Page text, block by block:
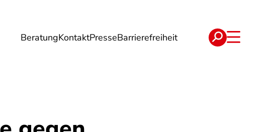
BeratungKontaktPresseBarrierefreiheit
Energie Reise Verträge